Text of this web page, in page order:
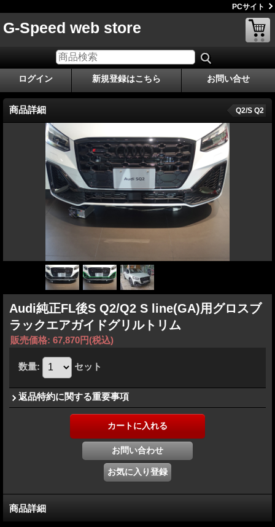
PCサイト
G-Speed web store
ログイン 新規登録はこちら お問い合せ
商品詳細 Q2/S Q2
Audi純正FL後S Q2/Q2 S line(GA)用グロスブ
ラックエアガイドグリルトリム
販売価格: 67,870円(税込)
数量: セット
返品特約に関する重要事項
商品詳細